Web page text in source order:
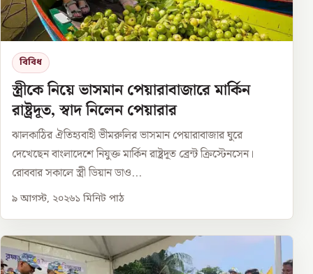
বিবিধ
স্ত্রীকে নিয়ে ভাসমান পেয়ারাবাজারে মার্কিন
রাষ্ট্রদূত, স্বাদ নিলেন পেয়ারার
ঝালকাঠির ঐতিহ্যবাহী ভীমরুলির ভাসমান পেয়ারাবাজার ঘুরে
দেখেছেন বাংলাদেশে নিযুক্ত মার্কিন রাষ্ট্রদূত ব্রেন্ট ক্রিস্টেনসেন।
রোববার সকালে স্ত্রী ডিয়ান ডাও...
৯ আগস্ট, ২০২৬১ মিনিট পাঠ